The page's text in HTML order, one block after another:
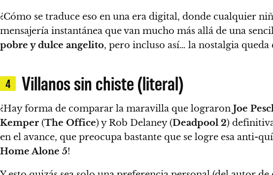
¿Cómo se traduce eso en una era digital, donde cualquier
mensajería instantánea que van mucho más allá de una
pobre y dulce angelito, pero incluso así… la nostalgia
4 Villanos sin chiste (literal)
¿Hay forma de comparar la maravilla que lograron Joe
Kemper (The Office) y Rob Delaney (Deadpool 2)
en el avance, que preocupa bastante que se logre esa anti-
Home Alone 5!